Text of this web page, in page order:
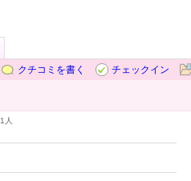
クチコミを書く
チェックイン
1人